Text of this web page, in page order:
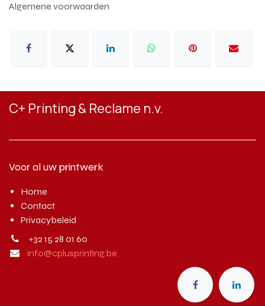
Algemene voorwaarden
C+ Printing & Reclame n.v.
Voor al uw printwerk
Home
Contact
Privacybeleid
+32 15 28 01 60
info@cplusprinting.be